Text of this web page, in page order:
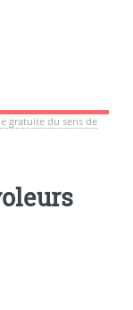
gratuite du sens de